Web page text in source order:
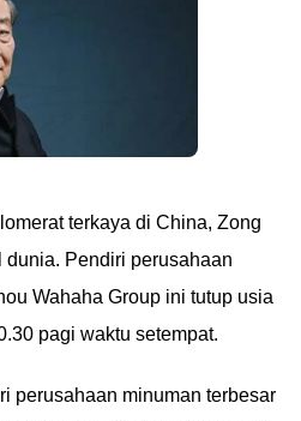
terkaya di China, Zong
Pendiri perusahaan
Wahaha Group ini tutup usia
pagi waktu setempat.
perusahaan minuman terbesar